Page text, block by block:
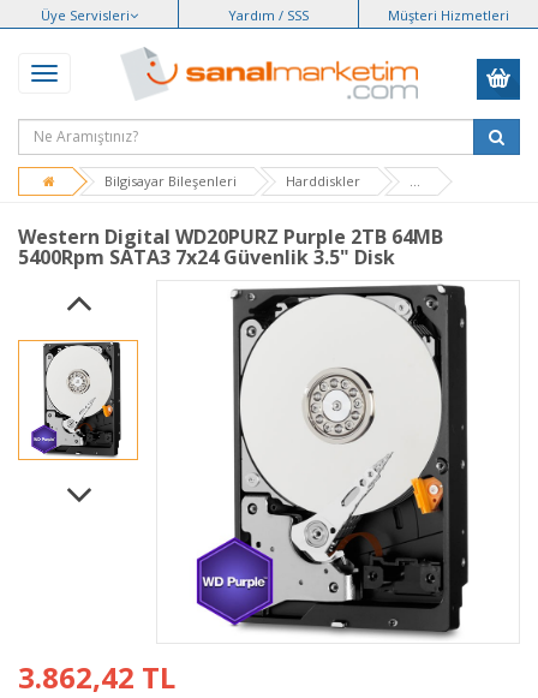
Üye Servisleri Yardım / SSS Müşteri Hizmetleri
Bilgisayar Bileşenleri Harddiskler
Western Digital WD20PURZ Purple 2TB 64MB
5400Rpm SATA3 7x24 Güvenlik 3.5" Disk
3.862,42 TL